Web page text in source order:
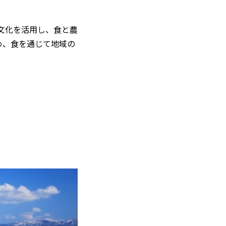
化を活用し、食と農
食を通じて地域の